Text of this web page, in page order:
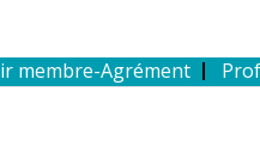
membre-Agrément